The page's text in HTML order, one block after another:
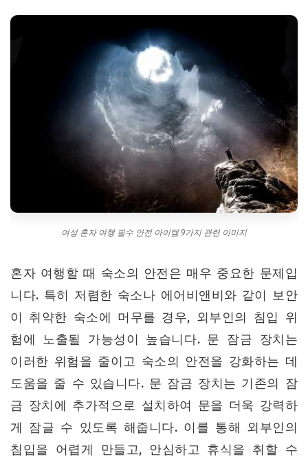
여성 혼자 여행 필수 안전 아이템 9가지 관련 이미지
혼자 여행할 때 숙소의 안전은 매우 중요한 문제입
니다. 특히 저렴한 숙소나 에어비앤비와 같이 보안
이 취약한 숙소에 머무를 경우, 외부인의 침입 위
험에 노출될 가능성이 높습니다. 문 잠금 장치는
이러한 위험을 줄이고 숙소의 안전을 강화하는 데
도움을 줄 수 있습니다. 문 잠금 장치는 기존의 잠
금 장치에 추가적으로 설치하여 문을 더욱 강력하
게 잠글 수 있도록 해줍니다. 이를 통해 외부인의
침입을 어렵게 만들고, 안심하고 휴식을 취할 수